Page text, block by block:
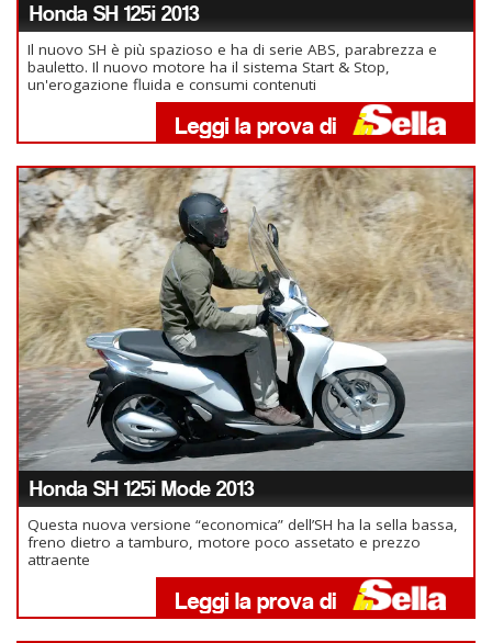
Honda SH 125i 2013
Il nuovo SH è più spazioso e ha di serie ABS, parabrezza e
bauletto. Il nuovo motore ha il sistema Start & Stop,
un'erogazione fluida e consumi contenuti
Honda SH 125i Mode 2013
Questa nuova versione “economica” dell’SH ha la sella bassa,
freno dietro a tamburo, motore poco assetato e prezzo
attraente